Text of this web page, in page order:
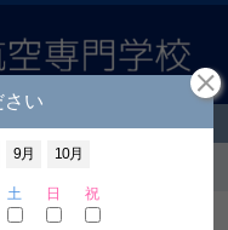
加する
い
9月 10月
土 日 祝